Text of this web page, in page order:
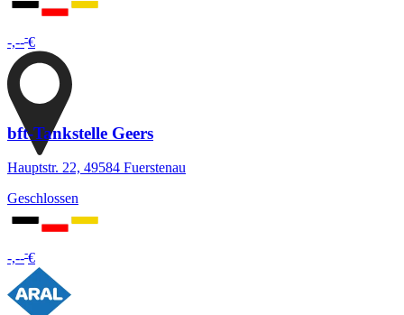
-,---€
bft-Tankstelle Geers
Hauptstr. 22, 49584 Fuerstenau
Geschlossen
-,---€